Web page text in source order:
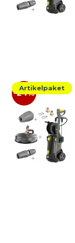
-24%
Artikelpaket